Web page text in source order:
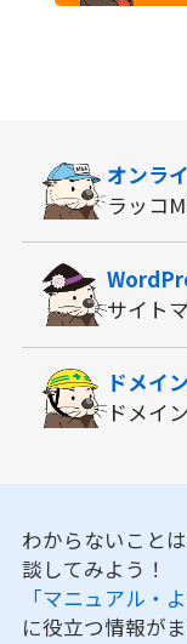
オンラ
ラッコ
サイト
ドメイ
ドメイ
わからないこと
談してみよう！
「マニュアル・
に役立つ情報が